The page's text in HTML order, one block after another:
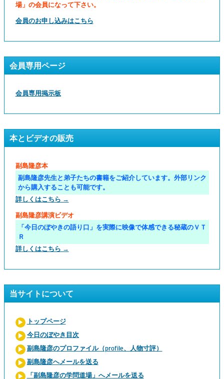
場」の会員になって下さい。
会員のお申し込みはこちら
会員専用ページ
会員専用掲示板
本とビデオの販売
副島隆彦本
副島隆彦先生と弟子たちの書籍をご紹介しています。外部リンク
から購入することも可能です。
詳しくはこちら →
副島隆彦講演ビデオ
「今日のぼやきの語り口」を実際に映像で体感できる秘蔵のＶＴ
Ｒ
詳しくはこちら →
当サイトについて
トップページ
今日のぼやき目次
副島隆彦のプロファイル（profile、人物寸評）
副島隆彦へメールを送る
「副島隆彦の学問道場」へメールを送る